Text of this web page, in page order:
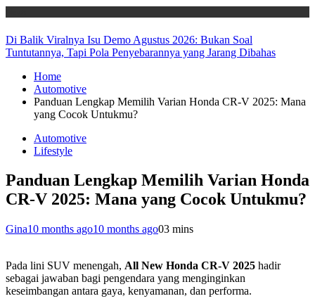
Di Balik Viralnya Isu Demo Agustus 2026: Bukan Soal
Tuntutannya, Tapi Pola Penyebarannya yang Jarang Dibahas
Home
Automotive
Panduan Lengkap Memilih Varian Honda CR-V 2025: Mana
yang Cocok Untukmu?
Automotive
Lifestyle
Panduan Lengkap Memilih Varian Honda
CR-V 2025: Mana yang Cocok Untukmu?
Gina10 months ago10 months ago03 mins
Pada lini SUV menengah, All New Honda CR-V 2025 hadir
sebagai jawaban bagi pengendara yang menginginkan
keseimbangan antara gaya, kenyamanan, dan performa.